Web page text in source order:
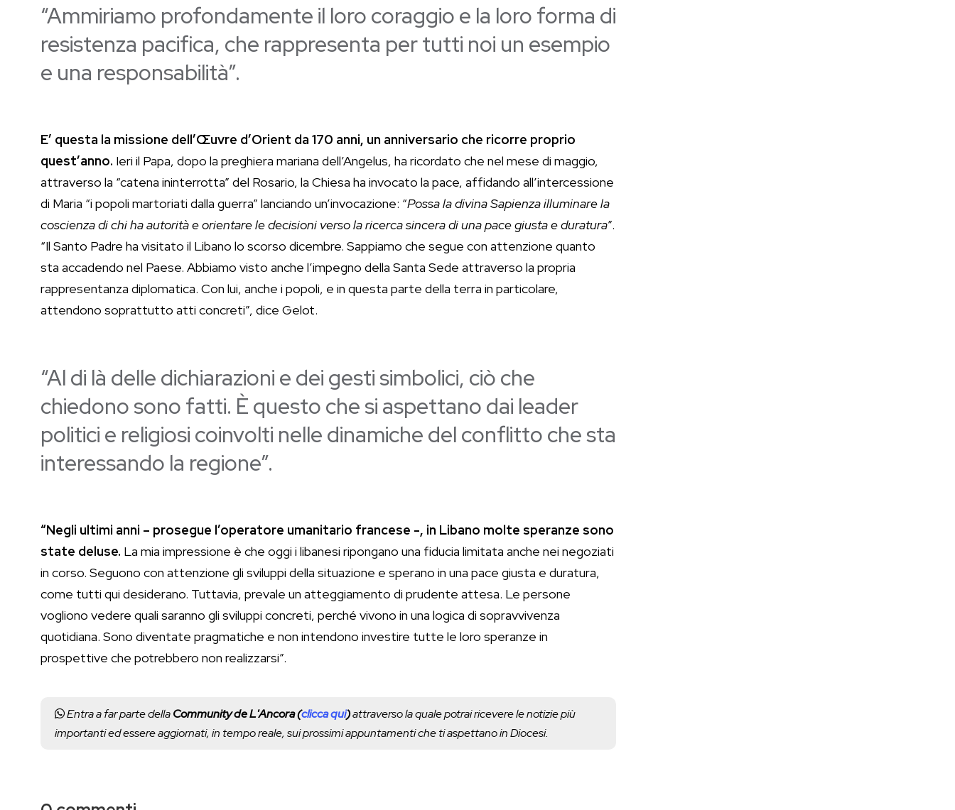
“Ammiriamo profondamente il loro coraggio e la loro forma di
resistenza pacifica, che rappresenta per tutti noi un esempio
e una responsabilità”.
E’ questa la missione dell’Œuvre d’Orient da 170 anni, un anniversario che ricorre proprio
quest’anno. Ieri il Papa, dopo la preghiera mariana dell’Angelus, ha ricordato che nel mese di maggio,
attraverso la “catena ininterrotta” del Rosario, la Chiesa ha invocato la pace, affidando all’intercessione
di Maria “i popoli martoriati dalla guerra” lanciando un’invocazione: “Possa la divina Sapienza illuminare la
coscienza di chi ha autorità e orientare le decisioni verso la ricerca sincera di una pace giusta e duratura”.
“Il Santo Padre ha visitato il Libano lo scorso dicembre. Sappiamo che segue con attenzione quanto
sta accadendo nel Paese. Abbiamo visto anche l’impegno della Santa Sede attraverso la propria
rappresentanza diplomatica. Con lui, anche i popoli, e in questa parte della terra in particolare,
attendono soprattutto atti concreti”, dice Gelot.
“Al di là delle dichiarazioni e dei gesti simbolici, ciò che
chiedono sono fatti. È questo che si aspettano dai leader
politici e religiosi coinvolti nelle dinamiche del conflitto che sta
interessando la regione”.
“Negli ultimi anni – prosegue l’operatore umanitario francese -, in Libano molte speranze sono
state deluse. La mia impressione è che oggi i libanesi ripongano una fiducia limitata anche nei negoziati
in corso. Seguono con attenzione gli sviluppi della situazione e sperano in una pace giusta e duratura,
come tutti qui desiderano. Tuttavia, prevale un atteggiamento di prudente attesa. Le persone
vogliono vedere quali saranno gli sviluppi concreti, perché vivono in una logica di sopravvivenza
quotidiana. Sono diventate pragmatiche e non intendono investire tutte le loro speranze in
prospettive che potrebbero non realizzarsi”.
Entra a far parte dellaCommunity de L'Ancora (clicca qui)attraverso la quale potrai ricevere le notizie più
importanti ed essere aggiornati, in tempo reale, sui prossimi appuntamenti che ti aspettano in Diocesi.